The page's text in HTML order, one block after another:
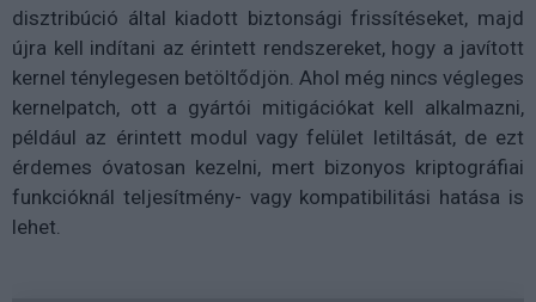
disztribúció által kiadott biztonsági frissítéseket, majd
újra kell indítani az érintett rendszereket, hogy a javított
kernel ténylegesen betöltődjön. Ahol még nincs végleges
kernelpatch, ott a gyártói mitigációkat kell alkalmazni,
például az érintett modul vagy felület letiltását, de ezt
érdemes óvatosan kezelni, mert bizonyos kriptográfiai
funkcióknál teljesítmény- vagy kompatibilitási hatása is
lehet.